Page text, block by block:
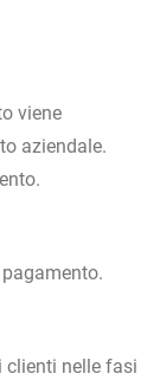
viene
aziendale.
clienti nelle fasi